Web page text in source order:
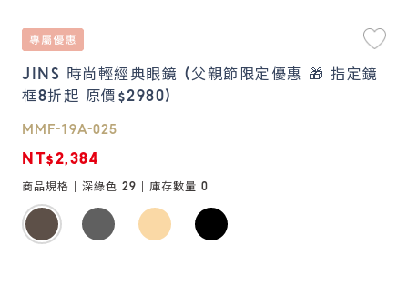
Online Shop
鏡片說明
Lens
常見問題
FAQ
JINS 時尚輕經典眼鏡 (父親節限定優惠 🎁 指定鏡
框8折起 原價$2980)
MMF-19A-025
NT$2,384
商品規格 | 深綠色 29 | 庫存數量 0